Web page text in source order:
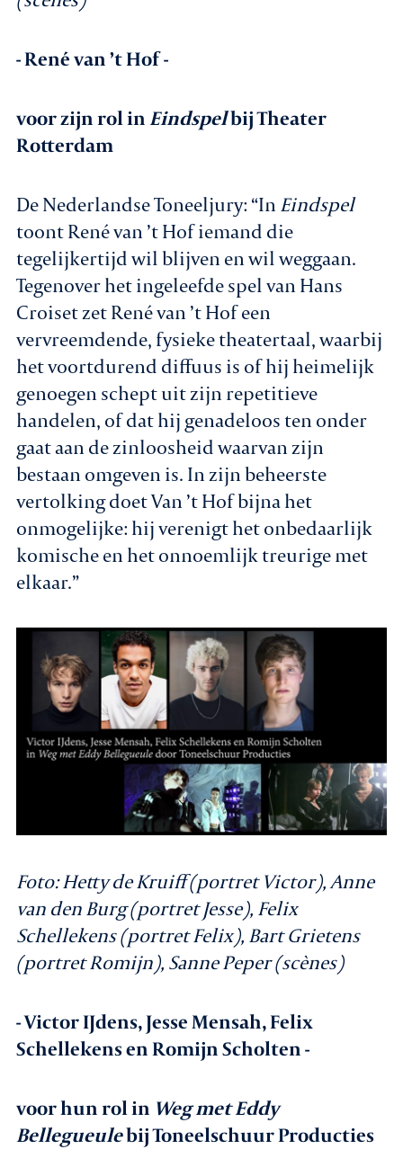
- René van ’t Hof -
voor zijn rol inEindspelbij Theater
Rotterdam
De Nederlandse Toneeljury: “InEindspel
toont René van ’t Hof iemand die
tegelijkertijd wil blijven en wil weggaan.
Tegenover het ingeleefde spel van Hans
Croiset zet René van ’t Hof een
vervreemdende, fysieke theatertaal, waarbij
het voortdurend diffuus is of hij heimelijk
genoegen schept uit zijn repetitieve
handelen, of dat hij genadeloos ten onder
gaat aan de zinloosheid waarvan zijn
bestaan omgeven is. In zijn beheerste
vertolking doet Van ’t Hof bijna het
onmogelijke: hij verenigt het onbedaarlijk
komische en het onnoemlijk treurige met
elkaar.”
Foto: Hetty de Kruiff (portret Victor), Anne
van den Burg (portret Jesse), Felix
Schellekens (portret Felix), Bart Grietens
(portret Romijn), Sanne Peper (scènes)
- Victor IJdens, Jesse Mensah, Felix
Schellekens en Romijn Scholten -
voor hun rol in Weg met Eddy
Bellegueulebij Toneelschuur Producties